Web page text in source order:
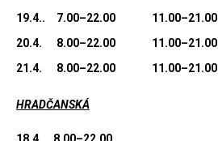
19.4..
7.00–22.00
11.00–21.00
20.4.
8.00–22.00
11.00–21.00
21.4.
8.00–22.00 11.00–21.00
HRADČANSKÁ